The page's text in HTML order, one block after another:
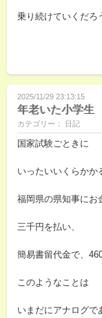
乗り続けていくだろ
2025/11/29 23:13:15
年老いた小学生
カテゴリー： 日記
国家試験ごときに
いったいいくらかか
福岡県の県知事にお
三千円を払い、
簡易書留代金で、
このようなことは
いまだにアナログで